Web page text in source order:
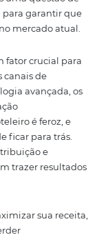
a
poderoso
e aumentar
pode
controles
visão clara e